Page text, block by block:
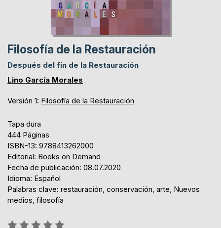
Filosofía de la Restauración
Después del fin de la Restauración
Lino García Morales
Versión 1: Filosofía de la Restauración
Tapa dura
444 Páginas
ISBN-13: 9788413262000
Editorial: Books on Demand
Fecha de publicación: 08.07.2020
Idioma: Español
Palabras clave: restauración, conservación, arte, Nuevos
medios, filosofía
Rating: